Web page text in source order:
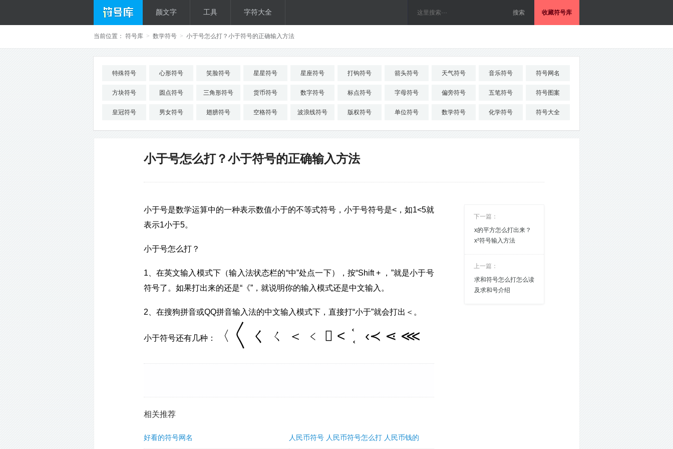
颜文字 工具 字符大全 收藏符号库
当前位置： 符号库 > 数学符号 > 小于号怎么打？小于符号的正确输入方法
特殊符号 心形符号 笑脸符号 星星符号 星座符号 打钩符号 箭头符号 天气符号 音乐符号 符号网名
方块符号 圆点符号 三角形符号 货币符号 数字符号 标点符号 字母符号 偏旁符号 五笔符号 符号图案
皇冠符号 男女符号 翅膀符号 空格符号 波浪线符号 版权符号 单位符号 数学符号 化学符号 符号大全
小于号怎么打？小于符号的正确输入方法
小于号是数学运算中的一种表示数值小于的不等式符号，小于号符号是<，如1<5就
表示1小于5。
小于号怎么打？
1、在英文输入模式下（输入法状态栏的“中”处点一下），按“Shift + ，”就是小于号
符号了。如果打出来的还是“《”，就说明你的输入模式还是中文输入。
2、在搜狗拼音或QQ拼音输入法的中文输入模式下，直接打“小于”就会打出＜。
小于符号还有几种： 〈 〱 く ㄑ ＜ ﹤  ˂ ֫ ֚ ‹≺ ⋖ ⋘
相关推荐
好看的符号网名 人民币符号 人民币符号怎么打 人民币钱的
下一篇：
x的平方怎么打出来？
x²符号输入方法
上一篇：
求和符号怎么打怎么读
及求和号介绍